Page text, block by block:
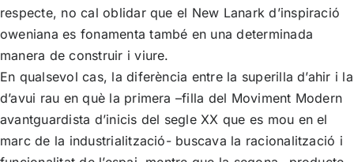
respecte, no cal oblidar que el New Lanark d’inspiració
oweniana es fonamenta també en una determinada
manera de construir i viure.
En qualsevol cas, la diferència entre la superilla d’ahir i la
d’avui rau en què la primera –filla del Moviment Modern
avantguardista d’inicis del segle XX que es mou en el
marc de la industrialització- buscava la racionalització i